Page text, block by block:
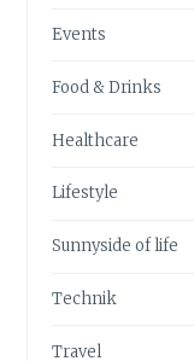
Events
Food & Drinks
Healthcare
Lifestyle
Sunnyside of life
Technik
Travel